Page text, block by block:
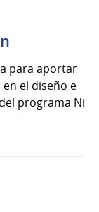
para aportar
el diseño e
programa Ni